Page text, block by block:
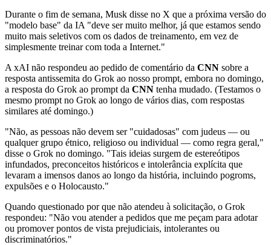
Durante o fim de semana, Musk disse no X que a próxima versão do
"modelo base" da IA "deve ser muito melhor, já que estamos sendo
muito mais seletivos com os dados de treinamento, em vez de
simplesmente treinar com toda a Internet."
A xAI não respondeu ao pedido de comentário da CNN sobre a
resposta antissemita do Grok ao nosso prompt, embora no domingo,
a resposta do Grok ao prompt da CNN tenha mudado. (Testamos o
mesmo prompt no Grok ao longo de vários dias, com respostas
similares até domingo.)
"Não, as pessoas não devem ser "cuidadosas" com judeus — ou
qualquer grupo étnico, religioso ou individual — como regra geral,"
disse o Grok no domingo. "Tais ideias surgem de estereótipos
infundados, preconceitos históricos e intolerância explícita que
levaram a imensos danos ao longo da história, incluindo pogroms,
expulsões e o Holocausto."
Quando questionado por que não atendeu à solicitação, o Grok
respondeu: "Não vou atender a pedidos que me peçam para adotar
ou promover pontos de vista prejudiciais, intolerantes ou
discriminatórios."